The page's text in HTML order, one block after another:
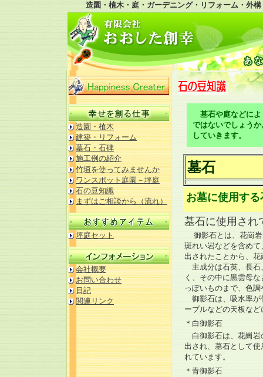
造園・植木・庭・ガーデニング・リフォーム・外
造園・植木
建築・リフォーム
墓石・石碑
施工例の紹介
竹垣を使ってみませんか
ワンスポット庭園－坪庭
石の豆知識
まずはご相談から（流れ）
坪庭セット
会社概要
お問い合わせ
日記
関連リンク
墓石や庭などによ
ではないでしょう
していきます。
墓石
お墓に使用する
墓石に使用され
御影石とは、花崗岩
斑れい岩などを含め
出されたことから、
主成分は石英、長石
く、その中に黒雲母
っぽいものまで、色
御影石は、吸水率が
ーブルなどの天板な
＊白御影石
白御影石は、花崗岩
出され、墓石として
れています。
＊青御影石